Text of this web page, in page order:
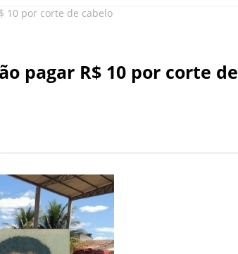
10 por corte de cabelo
pagar R$ 10 por corte de